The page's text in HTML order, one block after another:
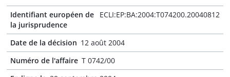
Identifiant européen de
la jurisprudence
ECLI:EP:BA:2004:T074200.20040812
Date de la décision 12 août 2004
Numéro de l'affaire T 0742/00